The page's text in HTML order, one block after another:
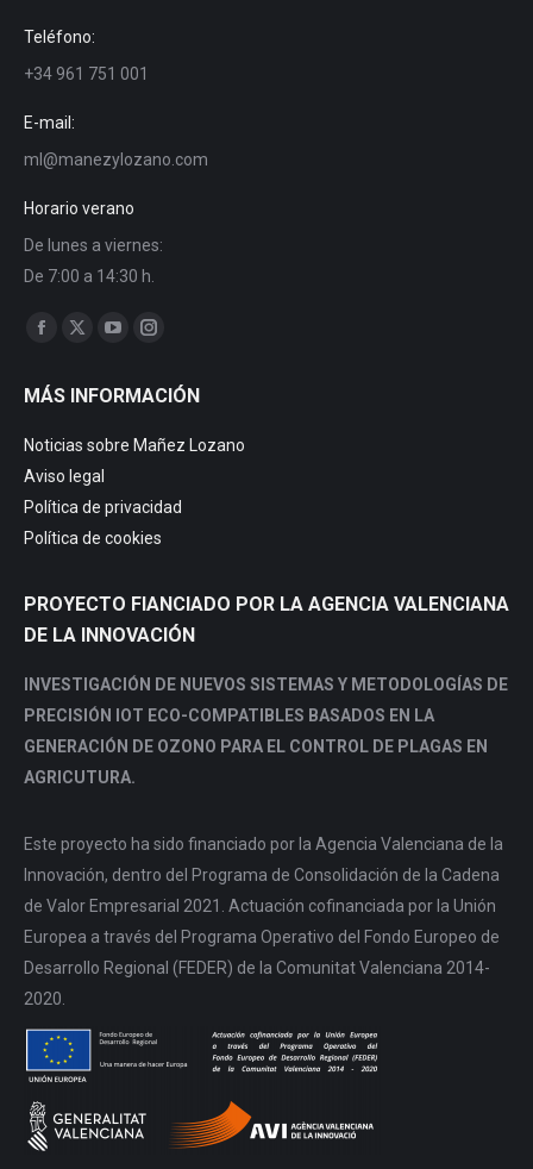
Teléfono:
+34 961 751 001
E-mail:
ml@manezylozano.com
Horario verano
De lunes a viernes:
De 7:00 a 14:30 h.
Encuéntranos en:
Facebook
opens
in
new
window
X
opens
new
window
YouTube
opens
window
Instagram
opens
in
window
MÁS INFORMACIÓN
Noticias sobre Mañez Lozano
Aviso legal
Política de privacidad
Política de cookies
PROYECTO FIANCIADO POR LA AGENCIA VALENCIANA
DE LA INNOVACIÓN
INVESTIGACIÓN DE NUEVOS SISTEMAS Y METODOLOGÍAS DE
PRECISIÓN IOT ECO-COMPATIBLES BASADOS EN LA
GENERACIÓN DE OZONO PARA EL CONTROL DE PLAGAS EN
AGRICUTURA.
Este proyecto ha sido financiado por la Agencia Valenciana de la
Innovación, dentro del Programa de Consolidación de la Cadena
de Valor Empresarial 2021. Actuación cofinanciada por la Unión
Europea a través del Programa Operativo del Fondo Europeo de
Desarrollo Regional (FEDER) de la Comunitat Valenciana 2014-
2020.